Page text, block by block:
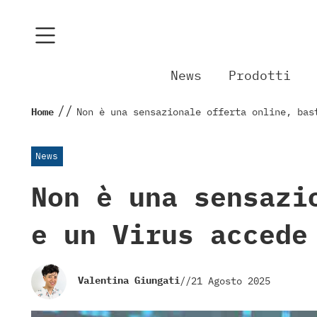
News Prodotti
Home // Non è una sensazionale offerta online,
News
Non è una
e un Virus
Valentina Giungati//21 Agosto 2025